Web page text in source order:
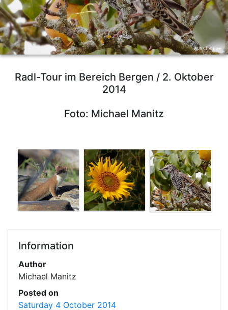
Radl-Tour im Bereich Bergen / 2. Oktober
2014
Foto: Michael Manitz
Information
Author
Michael Manitz
Posted on
Saturday 4 October 2014